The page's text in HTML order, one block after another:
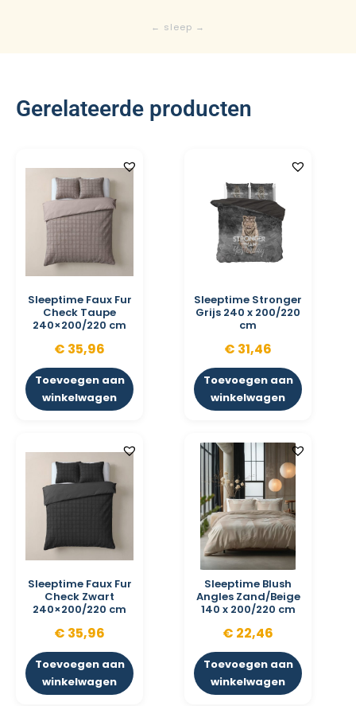
Gerelateerde producten
Sleeptime Faux Fur
Check Taupe
240×200/220 cm
€ 35,96
Toevoegen aan
winkelwagen
Sleeptime Stronger
Grijs 240 x 200/220
cm
€ 31,46
Toevoegen aan
winkelwagen
Sleeptime Faux Fur
Check Zwart
240×200/220 cm
€ 35,96
Toevoegen aan
winkelwagen
Sleeptime Blush
Angles Zand/Beige
140 x 200/220 cm
€ 22,46
Toevoegen aan
winkelwagen